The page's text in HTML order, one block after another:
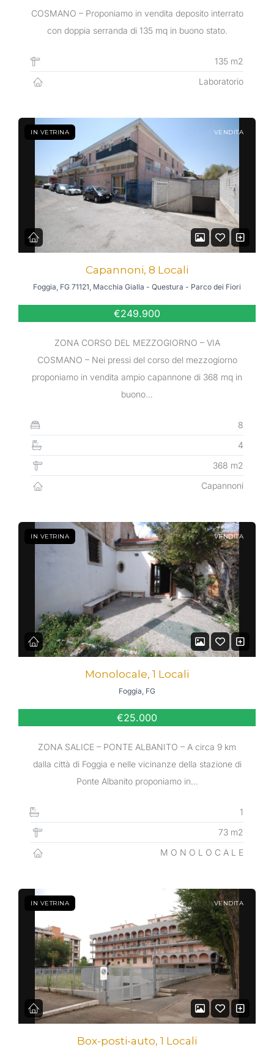
COSMANO – Proponiamo in vendita deposito interrato
con doppia serranda di 135 mq in buono stato.
135 m2
Laboratorio
IN VETRINA VENDITA
Capannoni, 8 Locali
Foggia, FG 71121, Macchia Gialla - Questura - Parco dei Fiori
€249.900
ZONA CORSO DEL MEZZOGIORNO – VIA
COSMANO – Nei pressi del corso del mezzogiorno
proponiamo in vendita ampio capannone di 368 mq in
buono…
8
4
368 m2
Capannoni
IN VETRINA VENDITA
Monolocale, 1 Locali
Foggia, FG
€25.000
ZONA SALICE – PONTE ALBANITO – A circa 9 km
dalla città di Foggia e nelle vicinanze della stazione di
Ponte Albanito proponiamo in…
1
73 m2
M O N O L O C A L E
IN VETRINA VENDITA
Box-posti-auto, 1 Locali